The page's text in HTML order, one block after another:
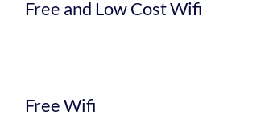
Free and Low Cost Wifi
Free Wifi